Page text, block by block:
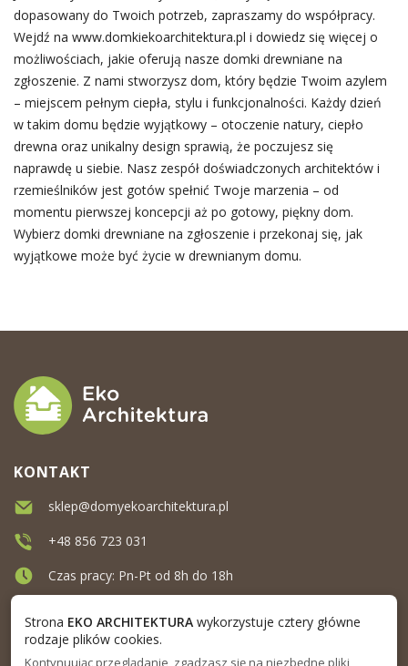
dopasowany do Twoich potrzeb, zapraszamy do współpracy.
Wejdź na www.domkiekoarchitektura.pl i dowiedz się więcej o
możliwościach, jakie oferują nasze domki drewniane na
zgłoszenie. Z nami stworzysz dom, który będzie Twoim azylem
– miejscem pełnym ciepła, stylu i funkcjonalności. Każdy dzień
w takim domu będzie wyjątkowy – otoczenie natury, ciepło
drewna oraz unikalny design sprawią, że poczujesz się
naprawdę u siebie. Nasz zespół doświadczonych architektów i
rzemieślników jest gotów spełnić Twoje marzenia – od
momentu pierwszej koncepcji aż po gotowy, piękny dom.
Wybierz domki drewniane na zgłoszenie i przekonaj się, jak
wyjątkowe może być życie w drewnianym domu.
KONTAKT
sklep@domyekoarchitektura.pl
+48 856 723 031
Czas pracy: Pn-Pt od 8h do 18h
Strona EKO ARCHITEKTURAwykorzystuje cztery główne
rodzaje plików cookies.
Kontynuując przeglądanie, zgadzasz się na niezbędne pliki